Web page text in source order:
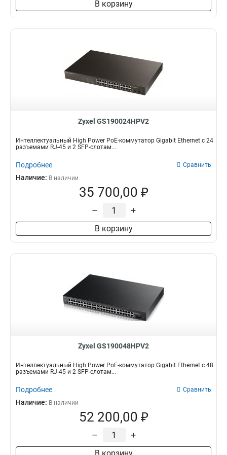
В корзину
Zyxel GS190024HPV2
Интеллектуальный High Power PoE-коммутатор Gigabit Ethernet с 24
разъемами RJ-45 и 2 SFP-слотам...
Подробнее Сравнить
Наличие: В наличии
35 700,00 ₽
– +
В корзину
Zyxel GS190048HPV2
Интеллектуальный High Power PoE-коммутатор Gigabit Ethernet с 48
разъемами RJ-45 и 2 SFP-слотам...
Подробнее Сравнить
Наличие: В наличии
52 200,00 ₽
– +